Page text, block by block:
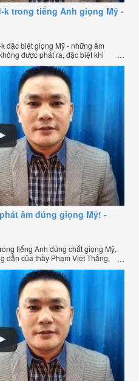
k trong tiếng Anh giọng Mỹ -
đặc biệt giọng Mỹ - những âm
được phát ra, đặc biệt khi
Phạm Việt Thắng, đồng sáng
Anh trực tuyến chặt chẽ nhất
âm đúng giọng Mỹ! -
tiếng Anh đúng chất giọng Mỹ,
dẫn của thầy Phạm Việt Thắng,